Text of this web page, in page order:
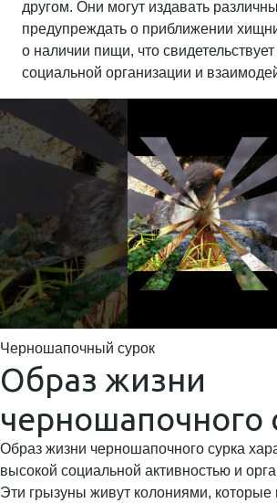
другом. Они могут издавать
предупреждать о приближении
о наличии пищи, что
социальной организации и
Черношапочный сурок
Образ жизни
черношапочного
Образ жизни черношапочного сурка
высокой социальной активностью и
Эти грызуны живут колониями, которые